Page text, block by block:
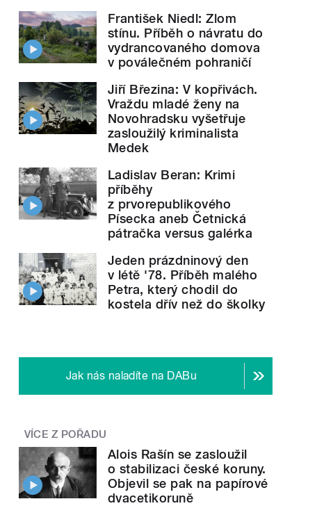
František Niedl: Zlom
stínu. Příběh o návratu do
vydrancovaného domova
v poválečném pohraničí
Jiří Březina: V kopřivách.
Vraždu mladé ženy na
Novohradsku vyšetřuje
zasloužilý kriminalista
Medek
Ladislav Beran: Krimi
příběhy
z prvorepublikového
Písecka aneb Četnická
pátračka versus galérka
Jeden prázdninový den
v létě '78. Příběh malého
Petra, který chodil do
kostela dřív než do školky
Jak nás naladíte na DABu
VÍCE Z POŘADU
Alois Rašín se zasloužil
o stabilizaci české koruny.
Objevil se pak na papírové
dvacetikoruně